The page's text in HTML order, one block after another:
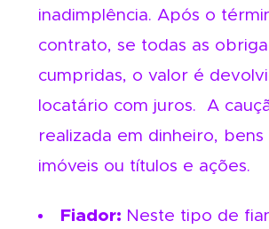
inadimplência. Após o
contrato, se todas as
cumpridas, o valor é
locatário com juros. A
realizada em dinheiro, bens
imóveis ou títulos e ações.
Fiador: Neste tipo de